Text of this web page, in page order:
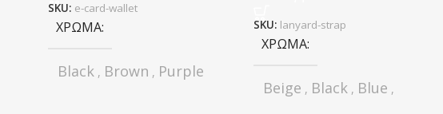
SKU: e-card-wallet
ΧΡΏΜΑ
Black , Brown , Purple
SKU: lanyard-strap
ΧΡΏΜΑ
Beige , Black , Blue ,